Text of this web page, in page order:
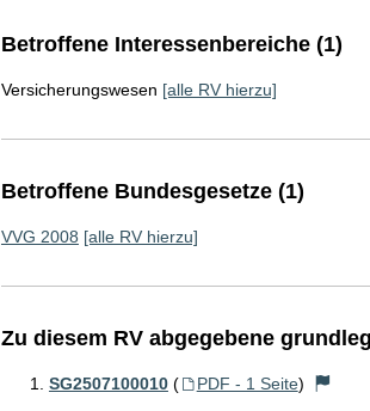
Betroffene Interessenbereiche (1)
Versicherungswesen [alle RV hierzu]
Betroffene Bundesgesetze (1)
VVG 2008 [alle RV hierzu]
Zu diesem RV abgegebene
SG2507100010 ( PDF - 1 Seite)